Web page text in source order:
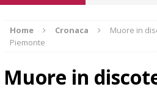
[ 6 Agosto 2026
[ 5 Agosto 2026
Home Cronaca
Muore in
Piemonte
Muore in